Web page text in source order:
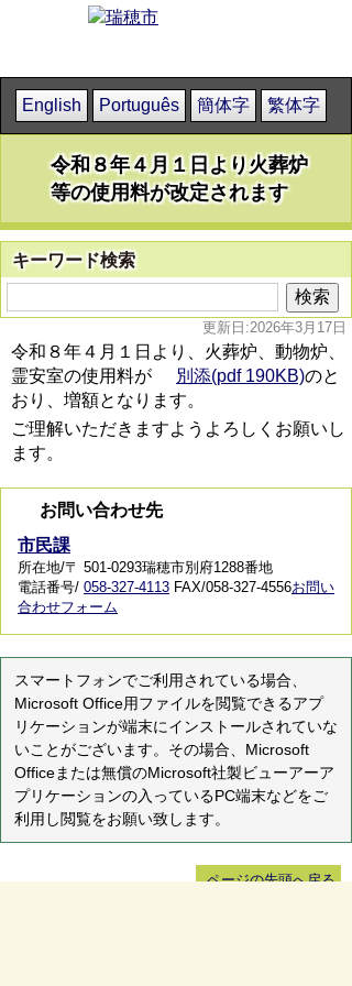
English Português 簡体字 繁体字
令和８年４月１日より火葬炉
等の使用料が改定されます
キーワード検索
更新日:2026年3月17日
令和８年４月１日より、火葬炉、動物炉、
霊安室の使用料が
別添(pdf 190KB)のと
おり、増額となります。
ご理解いただきますようよろしくお願いし
ます。
お問い合わせ先
市民課
所在地/〒 501-0293瑞穂市別府1288番地
電話番号/ 058-327-4113 FAX/058-327-4556お問い
合わせフォーム
スマートフォンでご利用されている場合、
Microsoft Office用ファイルを閲覧できるアプ
リケーションが端末にインストールされていな
いことがございます。その場合、Microsoft
Officeまたは無償のMicrosoft社製ビューアーア
プリケーションの入っているPC端末などをご
利用し閲覧をお願い致します。
ページの先頭へ戻る